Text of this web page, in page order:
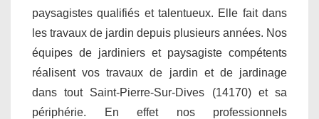
paysagistes qualifiés et talentueux. Elle fait dans
les travaux de jardin depuis plusieurs années. Nos
équipes de jardiniers et paysagiste compétents
réalisent vos travaux de jardin et de jardinage
dans tout Saint-Pierre-Sur-Dives (14170) et sa
périphérie. En effet nos professionnels